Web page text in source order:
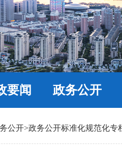
要闻 政务公开
公开>政务公开标准化规范化专